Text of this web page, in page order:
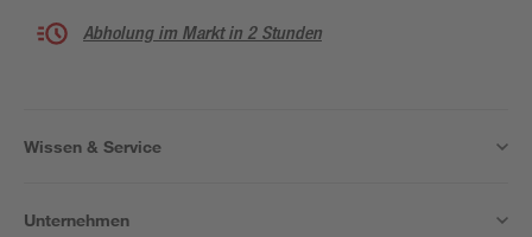
Abholung im Markt in 2 Stunden
Wissen & Service
Unternehmen